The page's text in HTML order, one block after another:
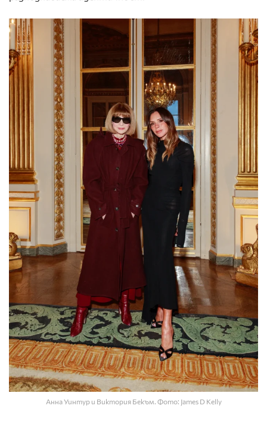
Анна Уинтур и Виктория Бекъм. Фото: James D Kelly